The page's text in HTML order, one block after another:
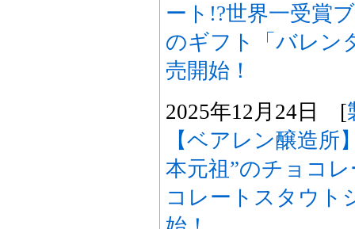
ート!?世界一受賞
のギフト「バレン
売開始！
2025年12月24日 [
【ベアレン醸造所
本元祖”のチョコ
コレートスタウト